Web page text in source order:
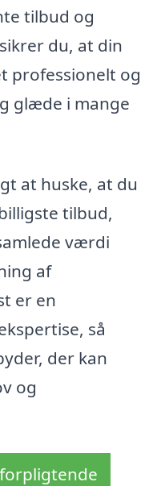
tilbud og
du, at din
professionelt og
glæde i mange
at huske, at du
tilbud,
værdi
af
er en
så
der kan
og